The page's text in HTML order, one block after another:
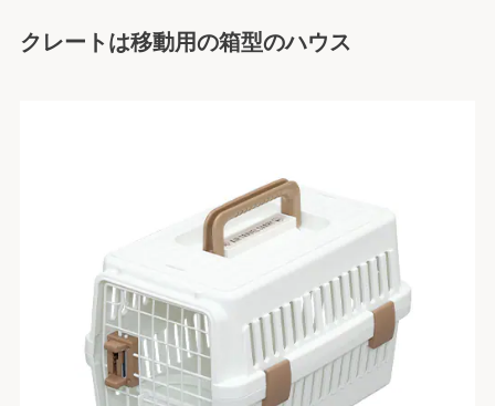
クレートは移動用の箱型のハウス